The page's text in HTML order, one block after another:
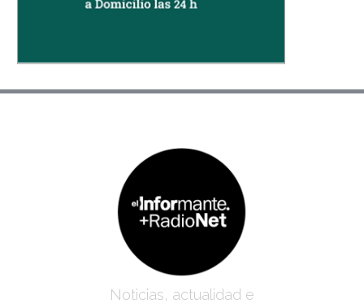
Noticias, actualidad e